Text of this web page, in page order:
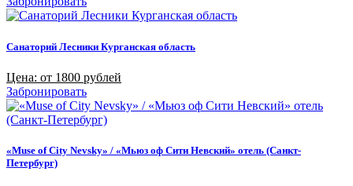
Санаторий Лесники Курганская область
Цена: от 1800 рублей
Забронировать
«Muse of City Nevsky» / «Мьюз оф Сити Невский» отель (Санкт-
Петербург)